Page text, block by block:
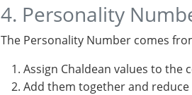
4. Personality
The Personality Number comes
Assign Chaldean values to the
Add them together and reduce